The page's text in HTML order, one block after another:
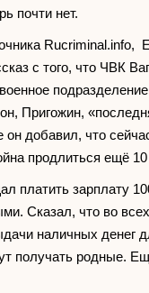
почти нет.
Rucriminal.info,
с того, что ЧВК
Пригожин,
он добавил, что
продлиться ещё 10
платить зарплату
Сказал, что во
наличных денег
получать родные.